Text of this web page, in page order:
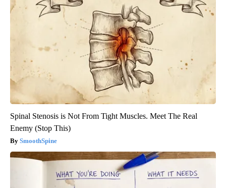
Spinal Stenosis is Not From Tight Muscles. Meet The Real
Enemy (Stop This)
SmoothSpine